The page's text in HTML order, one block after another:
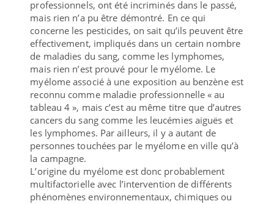
professionnels, ont été incriminés dans le passé,
mais rien n’a pu être démontré. En ce qui
concerne les pesticides, on sait qu’ils peuvent être
effectivement, impliqués dans un certain nombre
de maladies du sang, comme les lymphomes,
mais rien n’est prouvé pour le myélome. Le
myélome associé à une exposition au benzène est
reconnu comme maladie professionnelle « au
tableau 4 », mais c’est au même titre que d’autres
cancers du sang comme les leucémies aiguës et
les lymphomes. Par ailleurs, il y a autant de
personnes touchées par le myélome en ville qu’à
la campagne.
L’origine du myélome est donc probablement
multifactorielle avec l’intervention de différents
phénomènes environnementaux, chimiques ou